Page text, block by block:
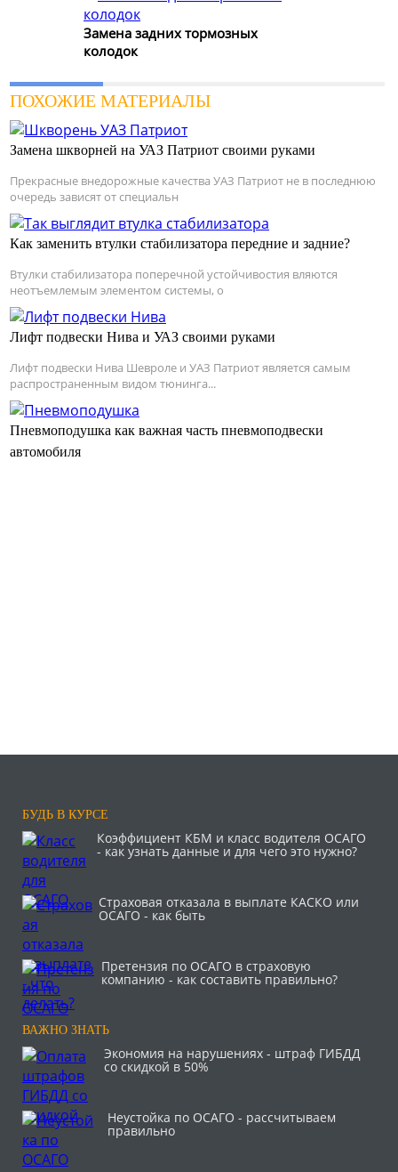
Замена задних тормозных
колодок
ПОХОЖИЕ МАТЕРИАЛЫ
Замена шкворней на УАЗ Патриот своими руками
Прекрасные внедорожные качества УАЗ Патриот не в последнюю
очередь зависят от специальн
Как заменить втулки стабилизатора передние и задние?
Втулки стабилизатора поперечной устойчивостия вляются
неотъемлемым элементом системы, о
Лифт подвески Нива и УАЗ своими руками
Лифт подвески Нива Шевроле и УАЗ Патриот является самым
распространенным видом тюнинга...
Пневмоподушка как важная часть пневмоподвески
автомобиля
БУДЬ В КУРСЕ
Коэффициент КБМ и класс водителя ОСАГО
- как узнать данные и для чего это нужно?
Страховая отказала в выплате КАСКО или
ОСАГО - как быть
Претензия по ОСАГО в страховую
компанию - как составить правильно?
ВАЖНО ЗНАТЬ
Экономия на нарушениях - штраф ГИБДД
со скидкой в 50%
Неустойка по ОСАГО - рассчитываем
правильно